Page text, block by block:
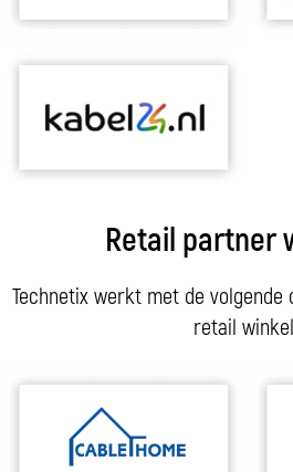
Retail partner
Technetix werkt met de
retail